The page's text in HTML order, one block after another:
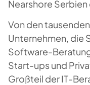
Nearshore
Von den
Unternehmen, die
Software-
Start-ups und
Großteil der IT-